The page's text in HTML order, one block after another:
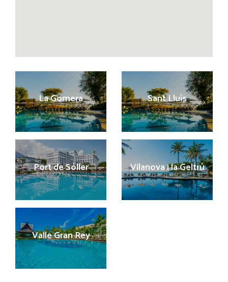
La Gomera Sant Lluís
Port de Sóller Vilanova i la Geltrú
Valle Gran Rey